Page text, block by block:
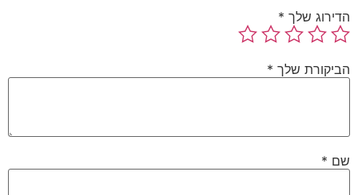
הדירוג שלך *
הביקורת שלך *
שם *